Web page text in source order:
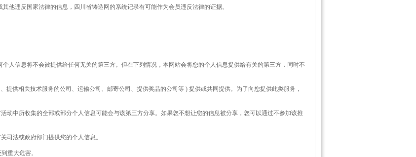
他违反国家法律的信息，四川省铸造网的系统记录有可能作为会员违反法律的证据。
人信息将不会被提供给任何无关的第三方。但在下列情况，本网站会将您的个人信息提供给有关的第三方，同时不
提供相关技术服务的公司、运输公司、邮寄公司、提供奖品的公司等 ) 提供或共同提供。为了向您提供此类服务，
动中所收集的全部或部分个人信息可能会与该第三方分享。如果您不想让您的信息被分享，您可以通过不参加该推
司法或政府部门提供您的个人信息。
重大危害。